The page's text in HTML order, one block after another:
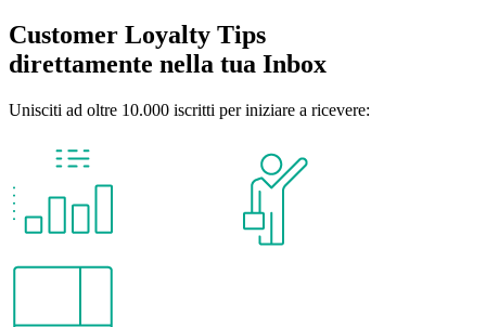
Customer Loyalty Tips
direttamente nella tua Inbox
Unisciti ad oltre 10.000 iscritti per iniziare a ricevere: